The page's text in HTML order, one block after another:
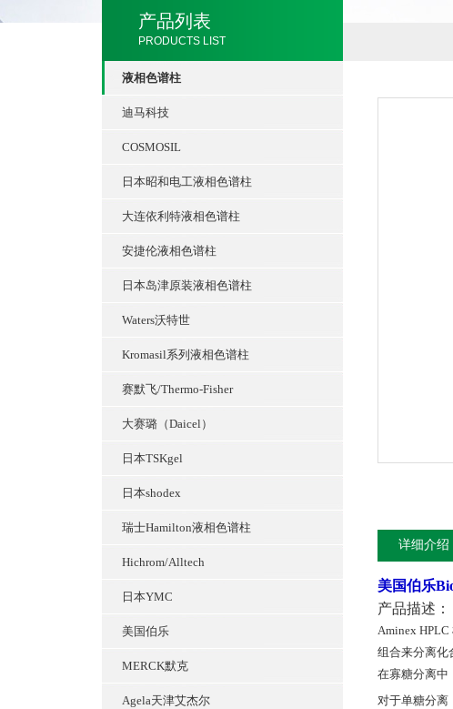
产品列表
PRODUCTS LIST
液相色谱柱
迪马科技
COSMOSIL
日本昭和电工液相色谱柱
大连依利特液相色谱柱
安捷伦液相色谱柱
日本岛津原装液相色谱柱
Waters沃特世
Kromasil系列液相色谱柱
赛默飞/Thermo-Fisher
大赛璐（Daicel）
日本TSKgel
日本shodex
瑞士Hamilton液相色谱柱
Hichrom/Alltech
日本YMC
美国伯乐
MERCK默克
Agela天津艾杰尔
详细介绍
美国伯乐
产品描述：
Aminex
组合来分离化
在寡糖分离中
对于单糖分离